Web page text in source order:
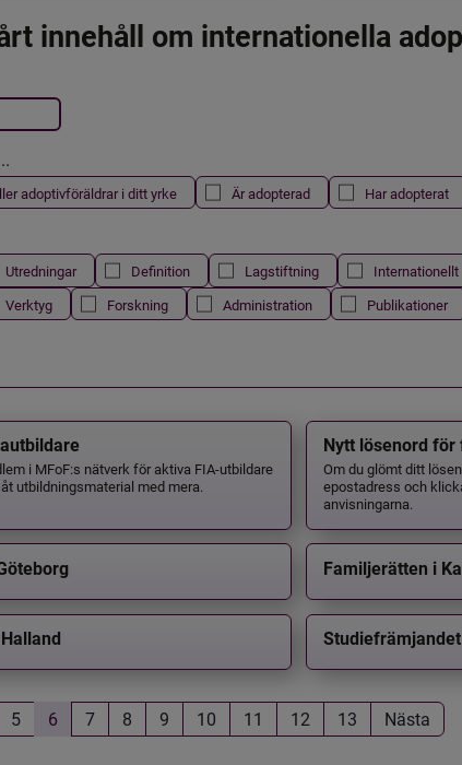
innehåll om internationella
automatiskt
adoptivföräldrar i ditt yrke Är adopterad Har adopterat
Utredningar Definition Lagstiftning Internationellt
Verktyg Forskning Administration Publikationer
i MFoF:s nätverk för aktiva FIA-utbildare
utbildningsmaterial med mera.
Nytt lösenord
Om du glömt ditt
epostadress och
anvisningarna.
Familjerätten i
5 6 7 8 9 10 11 12 13 Nästa